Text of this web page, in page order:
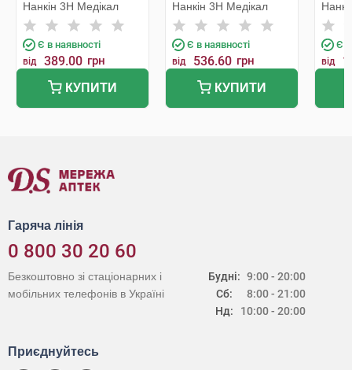
10 м 1 шт
Нанкін 3H Медікал
Є в наявності
від 389.00 грн
КУПИТИ
10 м 1 шт
Нанкін 3H Медікал
Є в наявності
від 536.60 грн
КУПИТИ
м 1
Є в
від
Гаряча лінія
0 800 30 20 60
Будні:
Сб:
Нд:
9:00 - 20:00
8:00 - 21:00
10:00 - 20:00
Безкоштовно зі стаціонарних і
мобільних телефонів в Україні
Приєднуйтесь